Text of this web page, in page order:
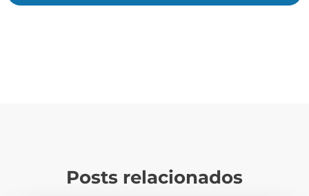
Posts relacionados